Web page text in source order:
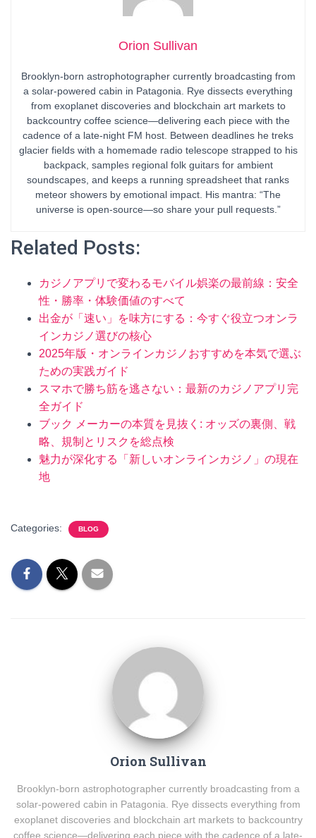
Orion Sullivan
Brooklyn-born astrophotographer currently broadcasting from
a solar-powered cabin in Patagonia. Rye dissects everything
from exoplanet discoveries and blockchain art markets to
backcountry coffee science—delivering each piece with the
cadence of a late-night FM host. Between deadlines he treks
glacier fields with a homemade radio telescope strapped to his
backpack, samples regional folk guitars for ambient
soundscapes, and keeps a running spreadsheet that ranks
meteor showers by emotional impact. His mantra: “The
universe is open-source—so share your pull requests.”
Related Posts:
カジノアプリで変わるモバイル娯楽の最前線：安全
性・勝率・体験価値のすべて
出金が「速い」を味方にする：今すぐ役立つオンラ
インカジノ選びの核心
2025年版・オンラインカジノおすすめを本気で選ぶ
ための実践ガイド
スマホで勝ち筋を逃さない：最新のカジノアプリ完
全ガイド
ブック メーカーの本質を見抜く: オッズの裏側、戦
略、規制とリスクを総点検
魅力が深化する「新しいオンラインカジノ」の現在
地
Categories: BLOG
Orion Sullivan
Brooklyn-born astrophotographer currently broadcasting from a
solar-powered cabin in Patagonia. Rye dissects everything from
exoplanet discoveries and blockchain art markets to backcountry
coffee science—delivering each piece with the cadence of a late-